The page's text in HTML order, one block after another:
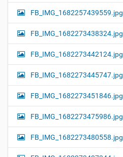
FB_IMG_1682257439559.jpg
FB_IMG_1682273438324.jpg
FB_IMG_1682273442124.jpg
FB_IMG_1682273445747.jpg
FB_IMG_1682273451846.jpg
FB_IMG_1682273475986.jpg
FB_IMG_1682273480558.jpg